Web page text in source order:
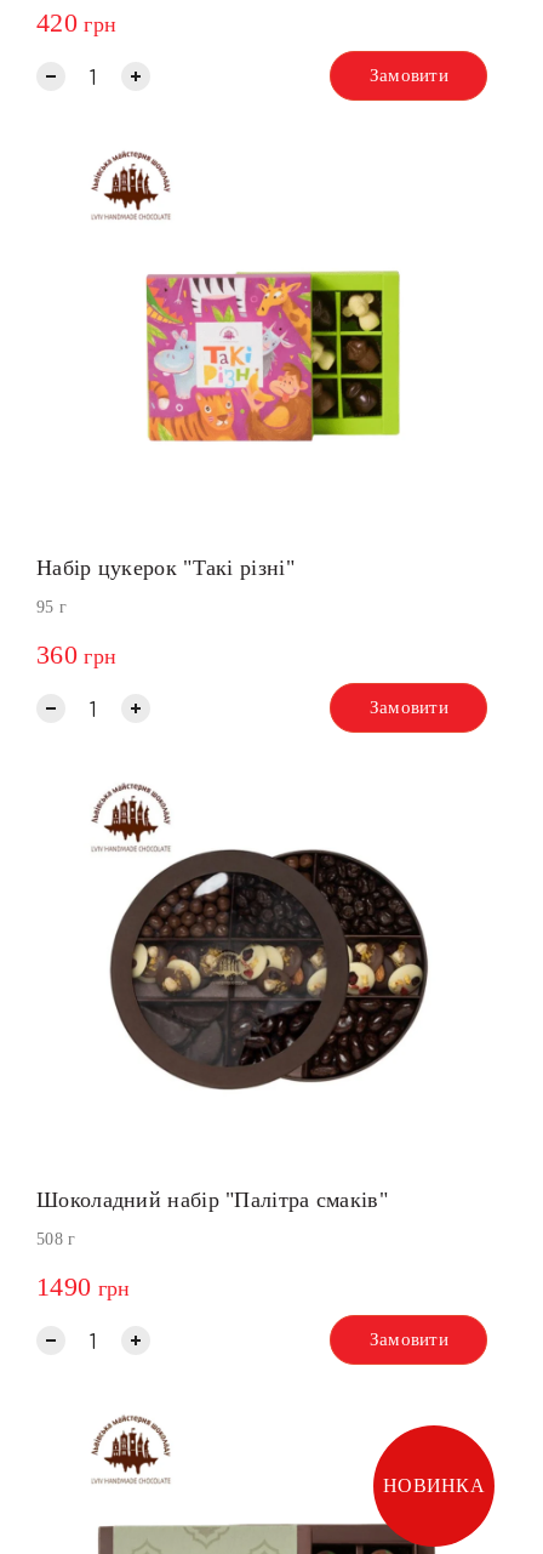
420 грн
Замовити
Набір цукерок "Такі різні"
95 г
360 грн
Замовити
Шоколадний набір "Палітра смаків"
508 г
1490 грн
Замовити
НОВИНКА